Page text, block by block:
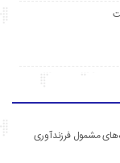
مشمول فرزندآوری